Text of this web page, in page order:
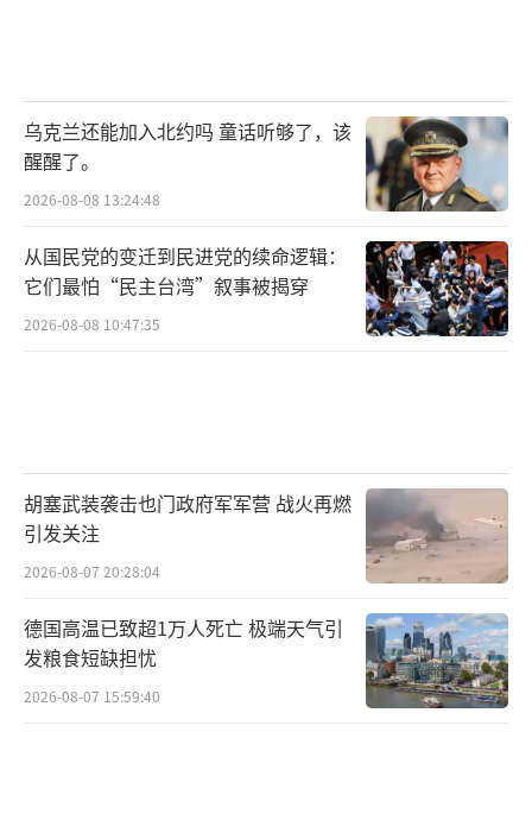
乌克兰还能加入北约吗 童话听够了，该
醒醒了。
2026-08-08 13:24:48
从国民党的变迁到民进党的续命逻辑：
它们最怕“民主台湾”叙事被揭穿
2026-08-08 10:47:35
胡塞武装袭击也门政府军军营 战火再燃
引发关注
2026-08-07 20:28:04
德国高温已致超1万人死亡 极端天气引
发粮食短缺担忧
2026-08-07 15:59:40